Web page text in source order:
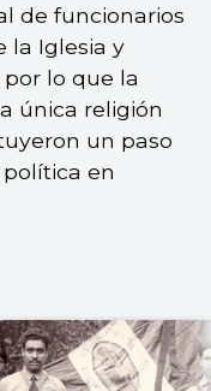
de funcionarios
la Iglesia y
lo que la
única religión
un paso
en